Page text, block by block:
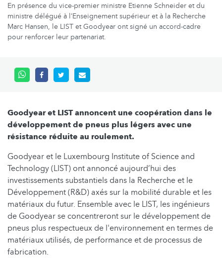
En présence du vice-premier ministre Etienne Schneider et du
ministre délégué à l’Enseignement supérieur et à la Recherche
Marc Hansen, le LIST et Goodyear ont signé un accord-cadre
pour renforcer leur partenariat.
Goodyear et LIST annoncent une coopération dans le
développement de pneus plus légers avec une
résistance réduite au roulement.
Goodyear et le Luxembourg Institute of Science and
Technology (LIST) ont annoncé aujourd’hui des
investissements substantiels dans la Recherche et le
Développement (R&D) axés sur la mobilité durable et les
matériaux du futur. Ensemble avec le LIST, les ingénieurs
de Goodyear se concentreront sur le développement de
pneus plus respectueux de l'environnement en termes de
matériaux utilisés, de performance et de processus de
fabrication.